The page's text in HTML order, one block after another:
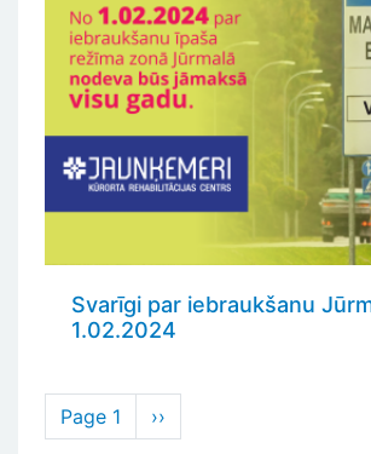
Svarīgi par iebraukšanu
1.02.2024
Pagination
Page 1
Next
page
››